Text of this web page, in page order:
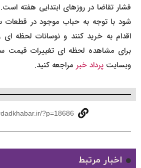
فشار تقاضا در روزهای ابتدایی هفته است.
شود با توجه به حباب موجود در قطعات
اقدام به خرید کنند و نوسانات لحظه ای
برای مشاهده لحظه ای تغییرات قیمت
وبسایتپرداد خبرمراجعه کنید.
?p=18686
اخبار مرتبط